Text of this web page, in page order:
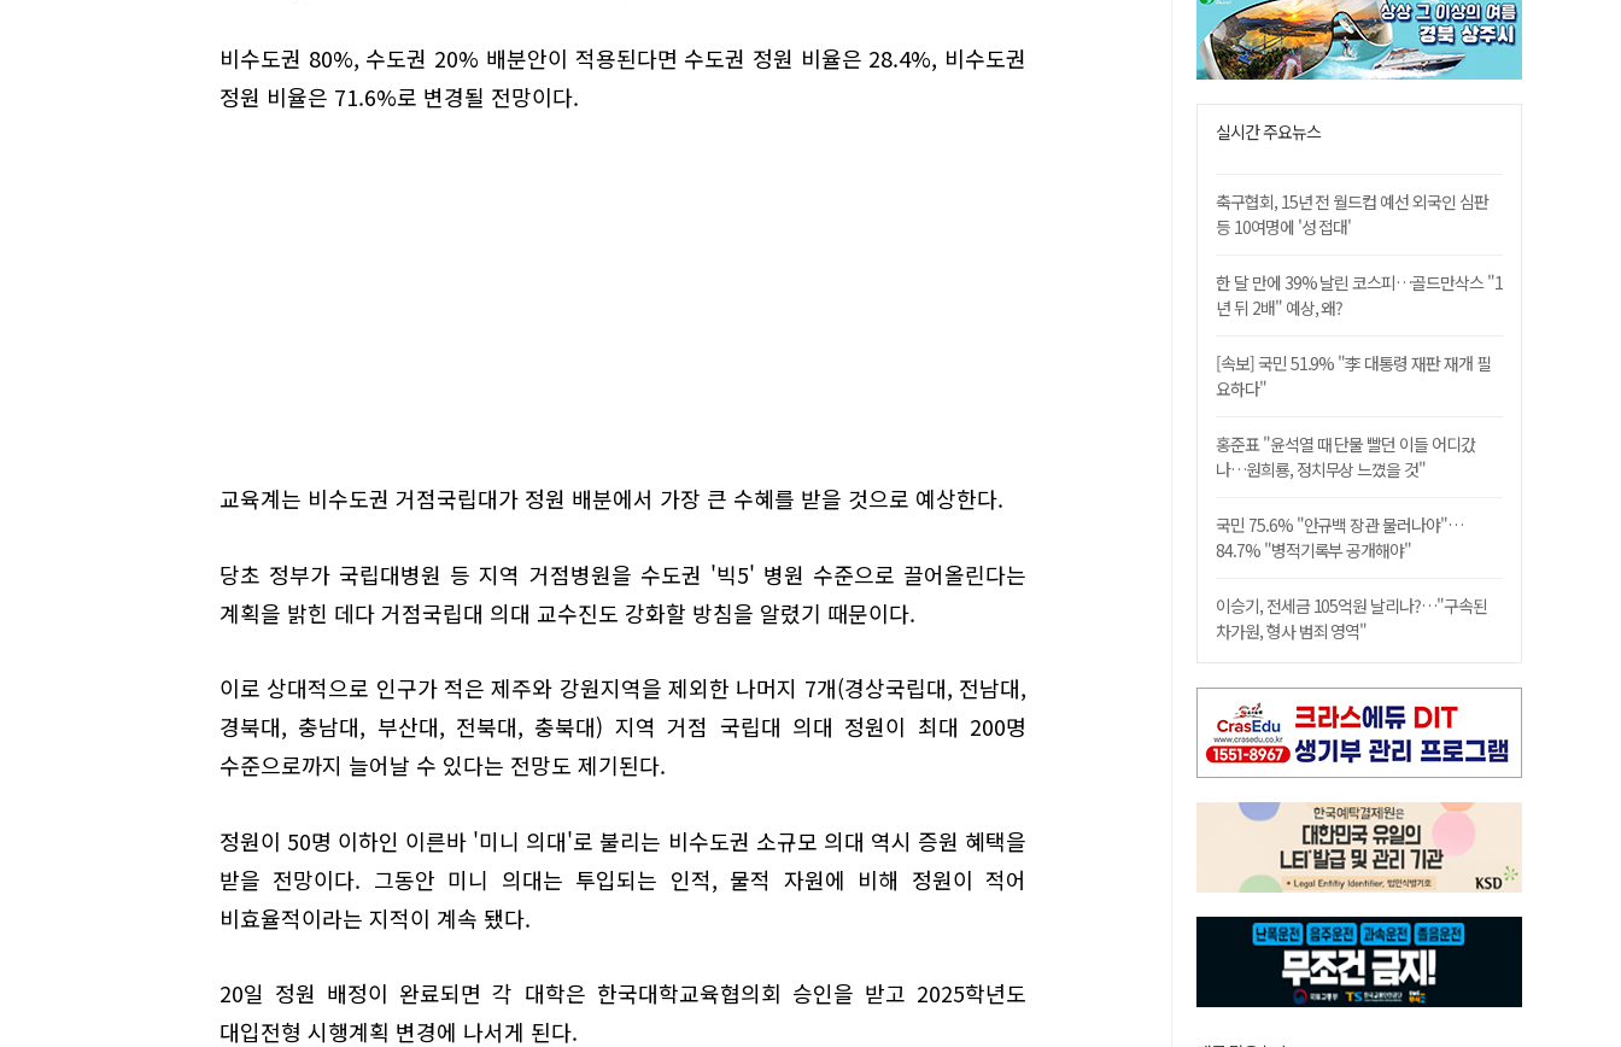
비수도권 80%, 수도권 20% 배분안이 적용된다면 수도권 정원 비율은 28.4%, 비수도권
정원 비율은 71.6%로 변경될 전망이다.
교육계는 비수도권 거점국립대가 정원 배분에서 가장 큰 수혜를 받을 것으로 예상한다.
당초 정부가 국립대병원 등 지역 거점병원을 수도권 '빅5' 병원 수준으로 끌어올린다는
계획을 밝힌 데다 거점국립대 의대 교수진도 강화할 방침을 알렸기 때문이다.
이로 상대적으로 인구가 적은 제주와 강원지역을 제외한 나머지 7개(경상국립대, 전남대,
경북대, 충남대, 부산대, 전북대, 충북대) 지역 거점 국립대 의대 정원이 최대 200명
수준으로까지 늘어날 수 있다는 전망도 제기된다.
정원이 50명 이하인 이른바 '미니 의대'로 불리는 비수도권 소규모 의대 역시 증원 혜택을
받을 전망이다. 그동안 미니 의대는 투입되는 인적, 물적 자원에 비해 정원이 적어
비효율적이라는 지적이 계속 됐다.
20일 정원 배정이 완료되면 각 대학은 한국대학교육협의회 승인을 받고 2025학년도
대입전형 시행계획 변경에 나서게 된다.
실시간 주요뉴스
축구협회, 15년 전 월드컵 예선 외국인 심판
등 10여명에 '성 접대'
한 달 만에 39% 날린 코스피…골드만삭스 "1
년 뒤 2배" 예상, 왜?
[속보] 국민 51.9% "李 대통령 재판 재개 필
요하다"
홍준표 "윤석열 때 단물 빨던 이들 어디갔
나…원희룡, 정치무상 느꼈을 것"
국민 75.6% "안규백 장관 물러나야"…
84.7% "병적기록부 공개해야"
이승기, 전세금 105억원 날리나?…"구속된
차가원, 형사 범죄 영역"